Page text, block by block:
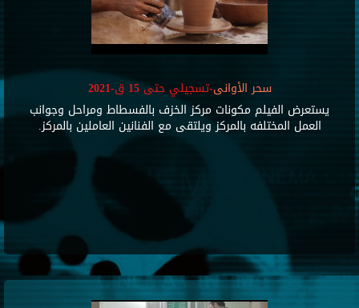
سحر الأوانى-تسجيلي حتى 15 ق-2021
يستعرض الفيلم مكونات مركز الخزف بالفسطاط ومراحل وجوانب
العمل المختلفه بالمركز ويلتقى مع الفنانين العاملين بالمركز.